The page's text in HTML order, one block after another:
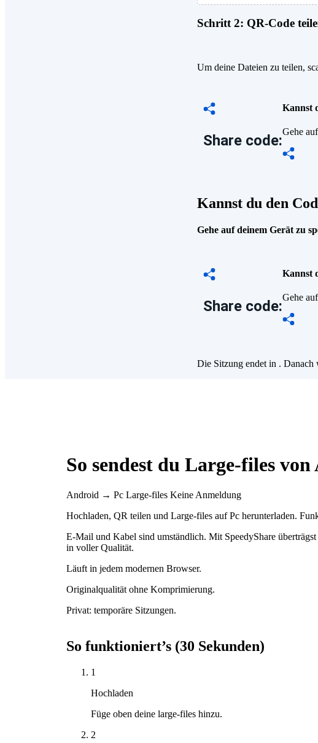
Schritt 2: QR-Code
Um deine Dateien zu teilen,
Share code:
Kannst
Gehe
Kannst du den
Gehe auf deinem Gerät zu
Share code:
Kannst
Gehe
Die Sitzung endet in . Danach
So sendest du Large-files
Android → Pc Large-files Keine Anmeldung
Hochladen, QR teilen und Large-files auf Pc herunterladen.
E-Mail und Kabel sind umständlich. Mit SpeedyShare
in voller Qualität.
Läuft in jedem modernen Browser.
Originalqualität ohne Komprimierung.
Privat: temporäre Sitzungen.
So funktioniert’s (30 Sekunden)
1
Hochladen
Füge oben deine large-files hinzu.
2